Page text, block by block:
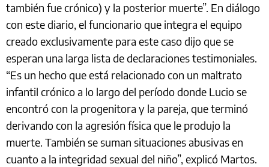
también fue crónico) y la posterior muerte”. En diálogo
con este diario, el funcionario que integra el equipo
creado exclusivamente para este caso dijo que se
esperan una larga lista de declaraciones testimoniales.
“Es un hecho que está relacionado con un maltrato
infantil crónico a lo largo del período donde Lucio se
encontró con la progenitora y la pareja, que terminó
derivando con la agresión física que le produjo la
muerte. También se suman situaciones abusivas en
cuanto a la integridad sexual del niño”, explicó Martos.